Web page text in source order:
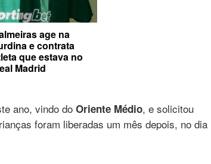
age na
e contrata
que estava no
Madrid
ano, vindo do Oriente Médio, e solicitou
foram liberadas um mês depois, no dia